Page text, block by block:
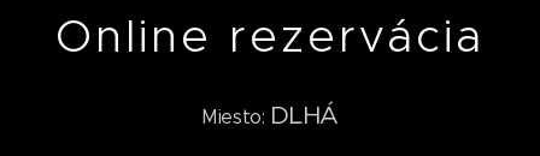
Online rezervácia
Miesto: DLHÁ